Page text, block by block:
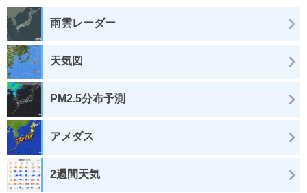
雨雲レーダー
天気図
PM2.5分布予測
アメダス
2週間天気